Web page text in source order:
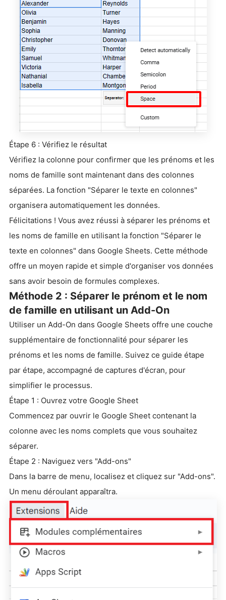
Étape 6 : Vérifiez le résultat
Vérifiez la colonne pour confirmer que les prénoms et les
noms de famille sont maintenant dans des colonnes
séparées. La fonction "Séparer le texte en colonnes"
organisera automatiquement les données.
Félicitations ! Vous avez réussi à séparer les prénoms et
les noms de famille en utilisant la fonction "Séparer le
texte en colonnes" dans Google Sheets. Cette méthode
offre un moyen rapide et simple d'organiser vos données
sans avoir besoin de formules complexes.
Méthode 2 : Séparer le prénom et le nom
de famille en utilisant un Add-On
Utiliser un Add-On dans Google Sheets offre une couche
supplémentaire de fonctionnalité pour séparer les
prénoms et les noms de famille. Suivez ce guide étape
par étape, accompagné de captures d'écran, pour
simplifier le processus.
Étape 1 : Ouvrez votre Google Sheet
Commencez par ouvrir le Google Sheet contenant la
colonne avec les noms complets que vous souhaitez
séparer.
Étape 2 : Naviguez vers "Add-ons"
Dans la barre de menu, localisez et cliquez sur "Add-ons".
Un menu déroulant apparaîtra.